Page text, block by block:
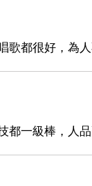
歌都很好，為人
都一級棒，人